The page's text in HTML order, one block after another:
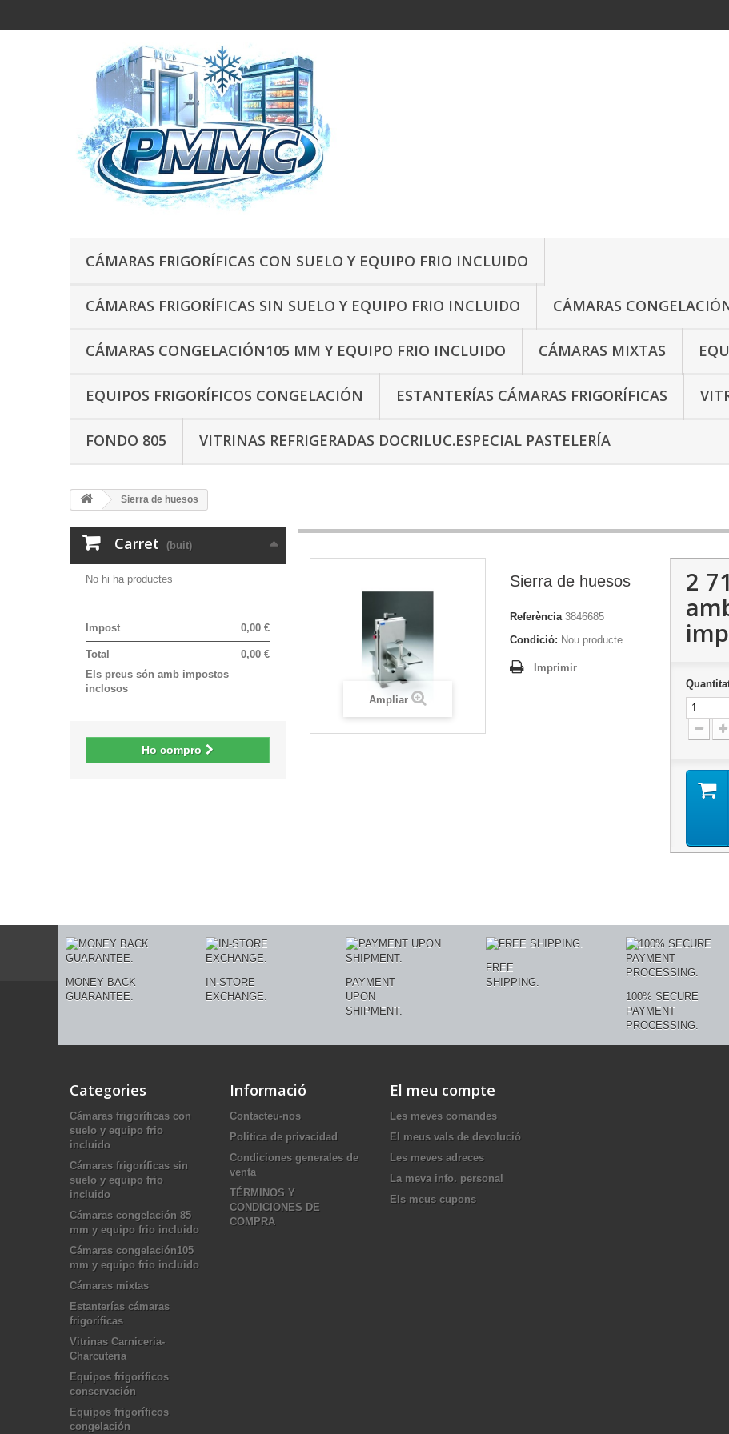
CÁMARAS FRIGORÍFICAS CON SUELO Y EQUIPO FRIO INCLUIDO
CÁMARAS FRIGORÍFICAS SIN SUELO Y EQUIPO FRIO INCLUIDO CÁMARAS
CÁMARAS CONGELACIÓN105 MM Y EQUIPO FRIO INCLUIDO CÁMARAS MIXTAS
EQUIPOS FRIGORÍFICOS CONGELACIÓN ESTANTERÍAS CÁMARAS FRIGORÍFICAS
FONDO 805 VITRINAS REFRIGERADAS DOCRILUC.ESPECIAL PASTELERÍA
Sierra de huesos
Carret (buit)
No hi ha productes
0,00 €
Impost
0,00 €
Total
Els preus són amb impostos
inclosos
Ho compro
Ampliar
Sierra de huesos
Referència 3846685
Condició: Nou producte
Imprimir
2
MONEY BACK
GUARANTEE.
IN-STORE
EXCHANGE.
PAYMENT
UPON
SHIPMENT.
FREE
SHIPPING.
100% SECURE
PAYMENT
PROCESSING.
Categories
Cámaras frigoríficas con
suelo y equipo frio
incluido
Cámaras frigoríficas sin
suelo y equipo frio
incluido
Cámaras congelación 85
mm y equipo frio incluido
Cámaras congelación105
mm y equipo frio incluido
Cámaras mixtas
Estanterías cámaras
frigoríficas
Vitrinas Carniceria-
Charcuteria
Equipos frigoríficos
conservación
Equipos frigoríficos
congelación
Informació
Contacteu-nos
Politica de privacidad
Condiciones generales de
venta
TÉRMINOS Y
CONDICIONES DE
COMPRA
El meu compte
Les meves comandes
El meus vals de devolució
Les meves adreces
La meva info. personal
Els meus cupons